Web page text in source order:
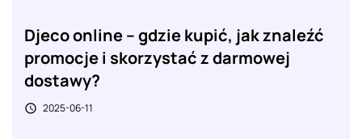
Djeco online – gdzie kupić, jak znaleźć
promocje i skorzystać z darmowej
dostawy?
 2025-06-11